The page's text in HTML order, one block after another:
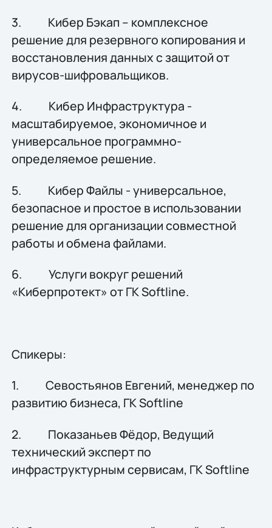
3. Кибер Бэкап – комплексное
решение для резервного копирования и
восстановления данных с защитой от
вирусов-шифровальщиков.
4. Кибер Инфраструктура -
масштабируемое, экономичное и
универсальное программно-
определяемое решение.
5. Кибер Файлы - универсальное,
безопасное и простое в использовании
решение для организации совместной
работы и обмена файлами.
6. Услуги вокруг решений
«Киберпротект» от ГК Softline.
Спикеры:
1. Севостьянов Евгений, менеджер по
развитию бизнеса, ГК Softline
2. Показаньев Фёдор, Ведущий
технический эксперт по
инфраструктурным сервисам, ГК Softline